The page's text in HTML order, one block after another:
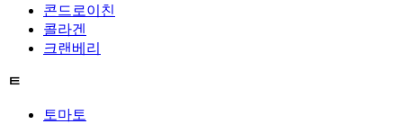
콘드로이친
콜라겐
크랜베리
ㅌ
토마토